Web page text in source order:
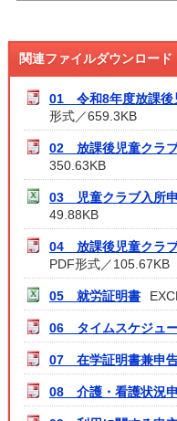
関連ファイルダウンロード
01 令和8年度放課後
形式／659.3KB
02 放課後児童クラ
350.63KB
03 児童クラブ入所
49.88KB
04 放課後児童クラ
PDF形式／105.67KB
05 就労証明書
06 タイムスケジュ
07 在学証明書兼申
08 介護・看護状況